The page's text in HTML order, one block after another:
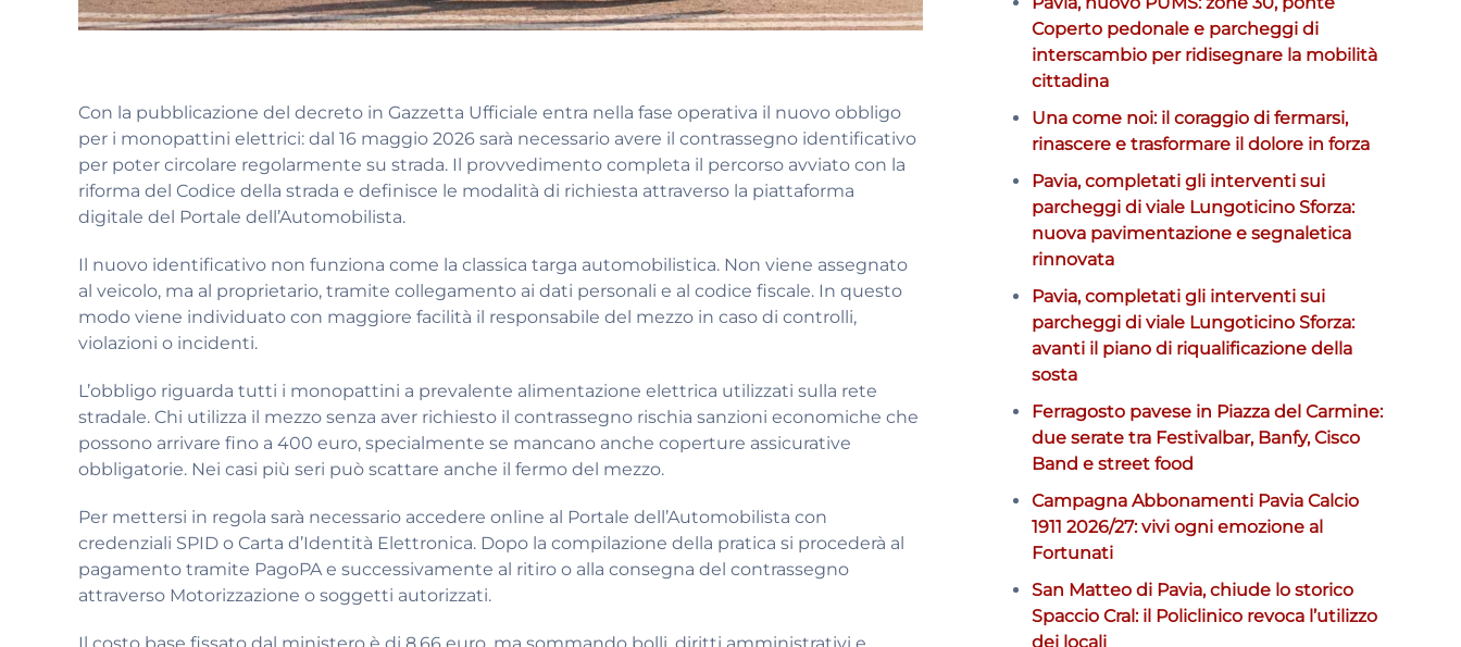
Con la pubblicazione del decreto in Gazzetta Ufficiale entra nella fase operativa il nuovo obbligo
per i monopattini elettrici: dal 16 maggio 2026 sarà necessario avere il contrassegno identificativo
per poter circolare regolarmente su strada. Il provvedimento completa il percorso avviato con la
riforma del Codice della strada e definisce le modalità di richiesta attraverso la piattaforma
digitale del Portale dell’Automobilista.
Il nuovo identificativo non funziona come la classica targa automobilistica. Non viene assegnato
al veicolo, ma al proprietario, tramite collegamento ai dati personali e al codice fiscale. In questo
modo viene individuato con maggiore facilità il responsabile del mezzo in caso di controlli,
violazioni o incidenti.
L’obbligo riguarda tutti i monopattini a prevalente alimentazione elettrica utilizzati sulla rete
stradale. Chi utilizza il mezzo senza aver richiesto il contrassegno rischia sanzioni economiche che
possono arrivare fino a 400 euro, specialmente se mancano anche coperture assicurative
obbligatorie. Nei casi più seri può scattare anche il fermo del mezzo.
Per mettersi in regola sarà necessario accedere online al Portale dell’Automobilista con
credenziali SPID o Carta d’Identità Elettronica. Dopo la compilazione della pratica si procederà al
pagamento tramite PagoPA e successivamente al ritiro o alla consegna del contrassegno
attraverso Motorizzazione o soggetti autorizzati.
Coperto pedonale e parcheggi di
interscambio per ridisegnare la mobilità
cittadina
Una come noi: il coraggio di fermarsi,
rinascere e trasformare il dolore in forza
Pavia, completati gli interventi sui
parcheggi di viale Lungoticino Sforza:
nuova pavimentazione e segnaletica
rinnovata
Pavia, completati gli interventi sui
parcheggi di viale Lungoticino Sforza:
avanti il piano di riqualificazione della
sosta
Ferragosto pavese in Piazza del Carmine:
due serate tra Festivalbar, Banfy, Cisco
Band e street food
Campagna Abbonamenti Pavia Calcio
1911 2026/27: vivi ogni emozione al
Fortunati
San Matteo di Pavia, chiude lo storico
Spaccio Cral: il Policlinico revoca l’utilizzo
dei locali